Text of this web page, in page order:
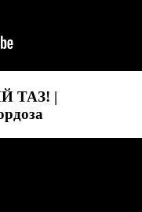
ТАЗ! |